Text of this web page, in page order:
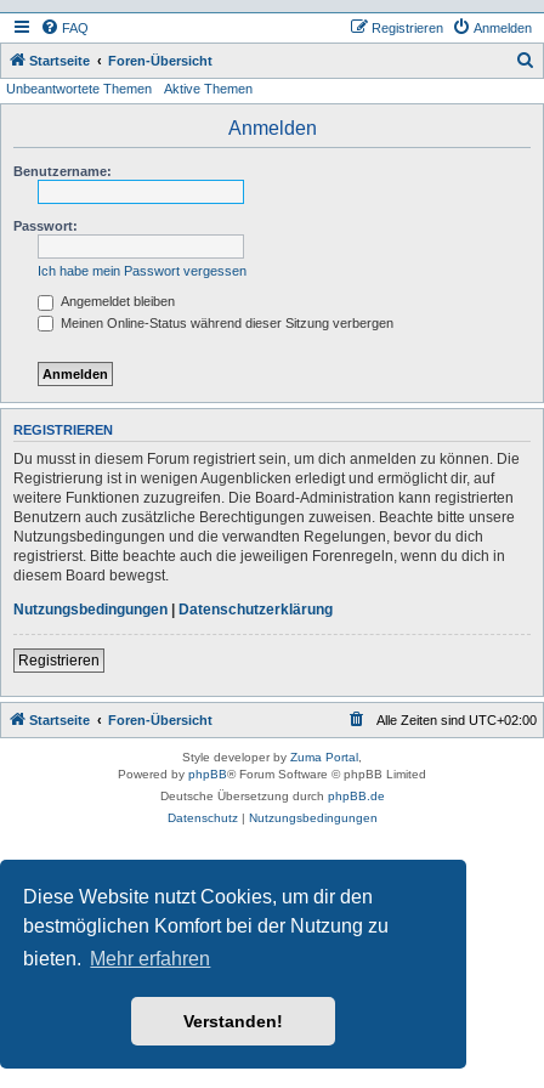
Diese Website nutzt Cookies, um dir den
bestmöglichen Komfort bei der Nutzung zu
bieten. Mehr erfahren
Verstanden!
FAQ Anmelden
Registrieren
Startseite Foren-Übersicht
Unbeantwortete Themen Aktive Themen
Anmelden
Benutzername:
Passwort:
Ich habe mein Passwort vergessen
Angemeldet bleiben
Meinen Online-Status während dieser Sitzung verbergen
REGISTRIEREN
Du musst in diesem Forum registriert sein, um dich anmelden zu können. Die
Registrierung ist in wenigen Augenblicken erledigt und ermöglicht dir, auf
weitere Funktionen zuzugreifen. Die Board-Administration kann registrierten
Benutzern auch zusätzliche Berechtigungen zuweisen. Beachte bitte unsere
Nutzungsbedingungen und die verwandten Regelungen, bevor du dich
registrierst. Bitte beachte auch die jeweiligen Forenregeln, wenn du dich in
diesem Board bewegst.
Nutzungsbedingungen | Datenschutzerklärung
Registrieren
Startseite Foren-Übersicht Alle Zeiten sind UTC+02:00
Style developer by Zuma Portal
Powered by phpBB® Forum Software © phpBB Limited
Deutsche Übersetzung durch phpBB.de
Datenschutz| Nutzungsbedingungen